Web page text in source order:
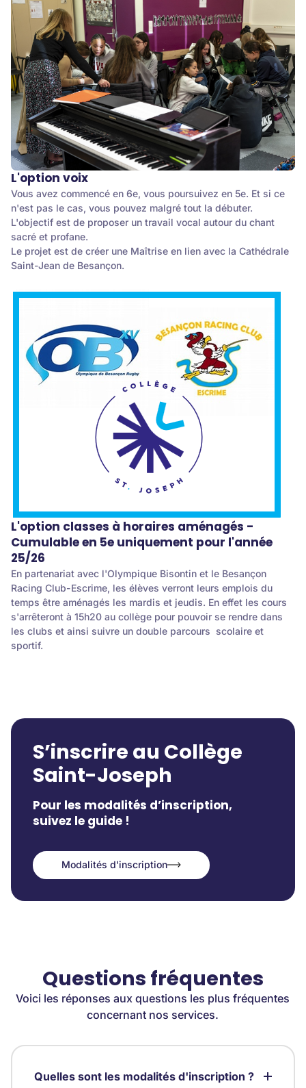
L'option voix
Vous avez commencé en 6e, vous poursuivez en 5e. Et si ce
n'est pas le cas, vous pouvez malgré tout la débuter.
L'objectif est de proposer un travail vocal autour du chant
sacré et profane.
Le projet est de créer une Maîtrise en lien avec la Cathédrale
Saint-Jean de Besançon.
L'option classes à horaires aménagés -
Cumulable en 5e uniquement pour l'année
25/26
En partenariat avec l'Olympique Bisontin et le Besançon
Racing Club-Escrime, les élèves verront leurs emplois du
temps être aménagés les mardis et jeudis. En effet les cours
s'arrêteront à 15h20 au collège pour pouvoir se rendre dans
les clubs et ainsi suivre un double parcours scolaire et
sportif.
S’inscrire au Collège
Saint-Joseph
Pour les modalités d’inscription,
suivez le guide !
Modalités d'inscription
Modalités d'inscription
Questions fréquentes
Voici les réponses aux questions les plus fréquentes
concernant nos services.
Quelles sont les modalités d'inscription ?